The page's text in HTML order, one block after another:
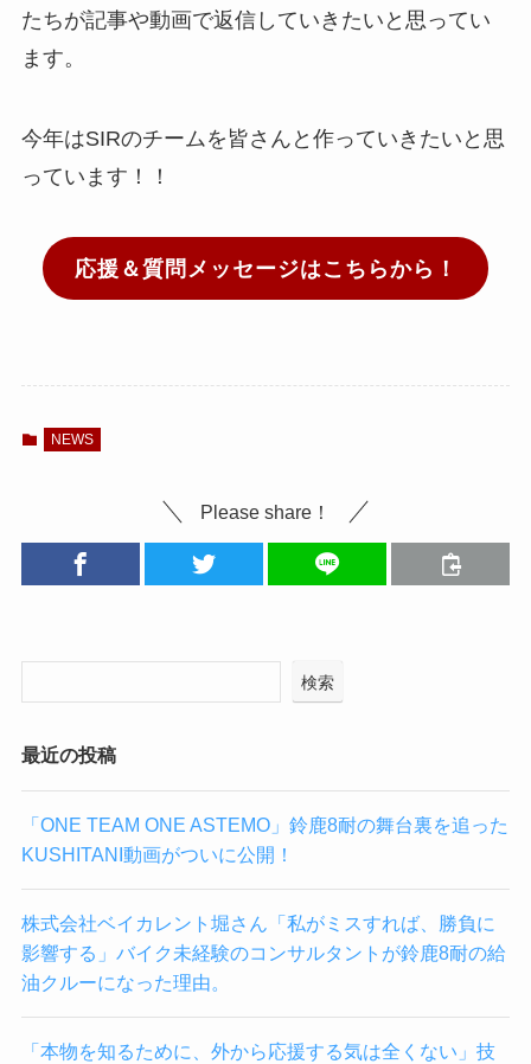
たちが記事や動画で返信していきたいと思ってい
ます。
今年はSIRのチームを皆さんと作っていきたいと思
っています！！
応援＆質問メッセージはこちらから！
NEWS
Please share！
検索
最近の投稿
「ONE TEAM ONE ASTEMO」鈴鹿8耐の舞台裏を追った
KUSHITANI動画がついに公開！
株式会社ベイカレント堀さん「私がミスすれば、勝負に
影響する」バイク未経験のコンサルタントが鈴鹿8耐の給
油クルーになった理由。
「本物を知るために、外から応援する気は全くない」技